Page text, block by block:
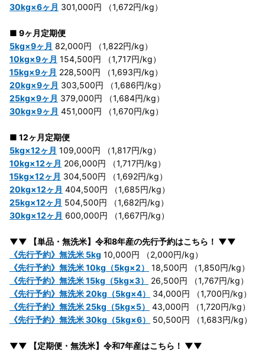
30kg×6ヶ月 301,000円 （1,672円/kg）
■ 9ヶ月定期便
5kg×9ヶ月 82,000円 （1,822円/kg）
10kg×9ヶ月 154,500円 （1,717円/kg）
15kg×9ヶ月 228,500円 （1,693円/kg）
20kg×9ヶ月 303,500円 （1,686円/kg）
25kg×9ヶ月 379,000円 （1,684円/kg）
30kg×9ヶ月 451,000円 （1,670円/kg）
■ 12ヶ月定期便
5kg×12ヶ月 109,000円 （1,817円/kg）
10kg×12ヶ月 206,000円 （1,717円/kg）
15kg×12ヶ月 304,500円 （1,692円/kg）
20kg×12ヶ月 404,500円 （1,685円/kg）
25kg×12ヶ月 504,500円 （1,682円/kg）
30kg×12ヶ月 600,000円 （1,667円/kg）
▼▼ 【単品・無洗米】令和8年産の先行予約はこちら！ ▼▼
《先行予約》無洗米 5kg 10,000円 （2,000円/kg）
《先行予約》無洗米 10kg（5kg×2）
18,500円 （1,850円/kg）
《先行予約》無洗米 15kg（5kg×3）
26,500円 （1,767円/kg）
《先行予約》無洗米 20kg（5kg×4）
34,000円 （1,700円/kg）
《先行予約》無洗米 25kg（5kg×5）
43,000円 （1,720円/kg）
《先行予約》無洗米 30kg（5kg×6）
50,500円 （1,683円/kg）
▼▼ 【定期便・無洗米】令和7年産はこちら！ ▼▼